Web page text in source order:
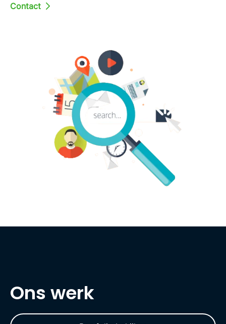
Contact
Onswerk